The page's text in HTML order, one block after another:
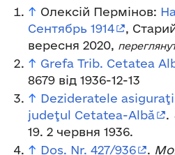
↑ Олексій Пермінов:
Сентябрь 1914
,
вересня 2020,
↑ Grefa Trib. Cetatea
8679 від 1936-12-13
↑ Dezideratele
judeţul Cetatea-Albă
.
19. 2 червня 1936.
↑ Dos. Nr. 427/936 .